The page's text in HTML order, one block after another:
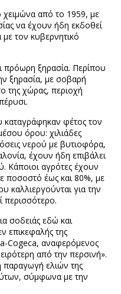
χειμώνα από το 1959, με
να έχουν ήδη εκδοθεί
τον κυβερνητικό
πρόωρη ξηρασία. Περίπου
ξηρασία, με σοβαρή
της χώρας, περιοχή
καταγράφηκαν φέτος τον
όρου: χιλιάδες
νερού με βυτιοφόρα,
έχουν ήδη επιβάλει
Κάποιοι αγρότες έχουν
ποσοστό έως και 80%, με
καλλιεργούνται για την
σοδειάς εδώ και
επικεφαλής της
Cogeca, αναφερόμενος
από την περσινή».
παραγωγή ελιών της
σύμφωνα με την